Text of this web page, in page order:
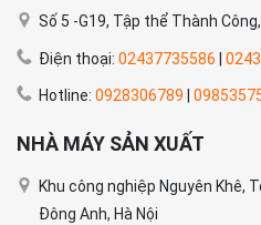
Số 5 -G19, Tập thể Thành
Điện thoại: 02437735586
Hotline: 0928306789
NHÀ MÁY SẢN XUẤT
Khu công nghiệp Nguyên Khê,
Đông Anh, Hà Nội